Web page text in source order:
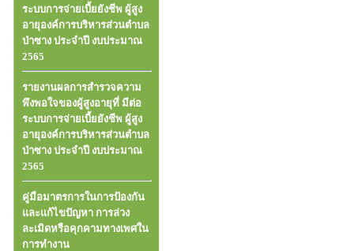
ระบบการจ่ายเบี้ยยังชีพ ผู้สูง
อายุองค์การบริหารส่วนตําบล
ป่าซาง ประจําปี งบประมาณ
2565
รายงานผลการสำรวจความ
พึงพอใจของผู้สูงอายุที่ มีต่อ
ระบบการจ่ายเบี้ยยังชีพ ผู้สูง
อายุองค์การบริหารส่วนตําบล
ป่าซาง ประจําปี งบประมาณ
2565
คู่มือมาตรการในการป้องกัน
และแก้ไขปัญหา การล่วง
ละเมิดหรือคุกคามทางเพศใน
การทำงาน